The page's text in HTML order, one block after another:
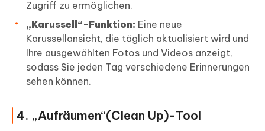
Zugriff zu ermöglichen.
„Karussell“-Funktion: Eine neue
Karussellansicht, die täglich aktualisiert wird und
Ihre ausgewählten Fotos und Videos anzeigt,
sodass Sie jeden Tag verschiedene Erinnerungen
sehen können.
4. „Aufräumen“(Clean Up)-Tool